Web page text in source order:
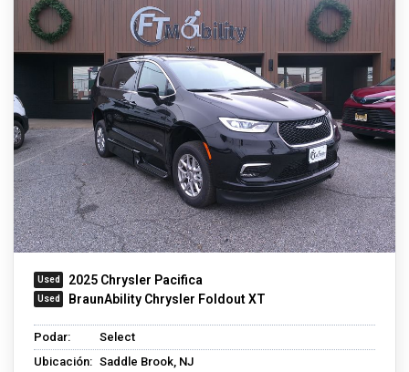
2025 Chrysler Pacifica
BraunAbility Chrysler Foldout XT
Podar:
Select
Ubicación: Saddle Brook, NJ